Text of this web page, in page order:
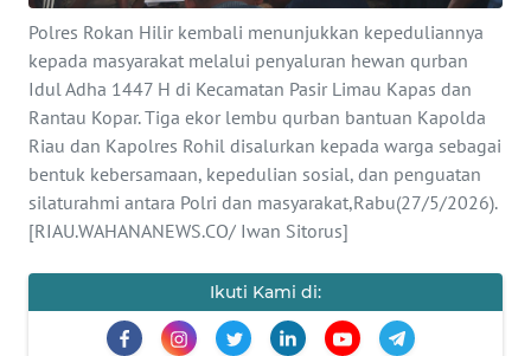
Polres Rokan Hilir kembali menunjukkan kepeduliannya
kepada masyarakat melalui penyaluran hewan qurban
Idul Adha 1447 H di Kecamatan Pasir Limau Kapas dan
Rantau Kopar. Tiga ekor lembu qurban bantuan Kapolda
Riau dan Kapolres Rohil disalurkan kepada warga sebagai
bentuk kebersamaan, kepedulian sosial, dan penguatan
silaturahmi antara Polri dan masyarakat,Rabu(27/5/2026).
[RIAU.WAHANANEWS.CO/ Iwan Sitorus]
Ikuti Kami di:
KONTAK
KAMI
INFO
IKLAN
TENTANG
KAMI